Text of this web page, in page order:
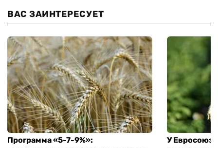
ВАС ЗАИНТЕРЕСУЕТ
Программа «5-7-9%»:
У